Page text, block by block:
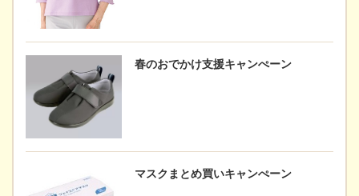
春のおでかけ支援キャンぺーン
マスクまとめ買いキャンぺーン